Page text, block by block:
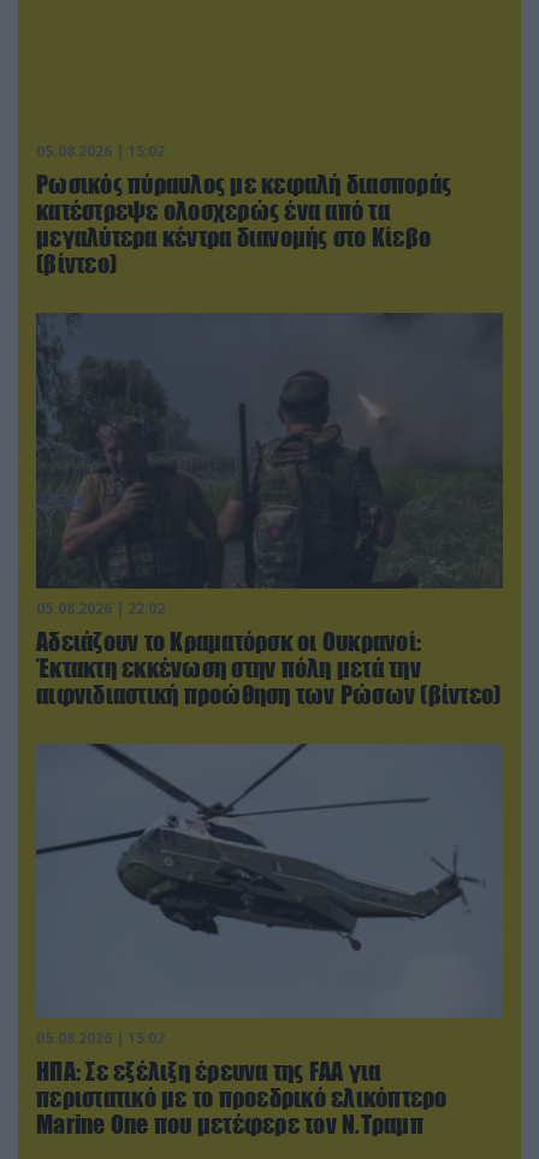
05.08.2026 | 15:02
Ρωσικός πύραυλος με κεφαλή διασποράς
κατέστρεψε ολοσχερώς ένα από τα
μεγαλύτερα κέντρα διανομής στο Κίεβο
(βίντεο)
05.08.2026 | 22:02
Αδειάζουν το Κραματόρσκ οι Ουκρανοί:
Έκτακτη εκκένωση στην πόλη μετά την
αιφνιδιαστική προώθηση των Ρώσων (βίντεο)
05.08.2026 | 15:02
ΗΠΑ: Σε εξέλιξη έρευνα της FAA για
περιστατικό με το προεδρικό ελικόπτερο
Marine One που μετέφερε τον Ν.Τραμπ